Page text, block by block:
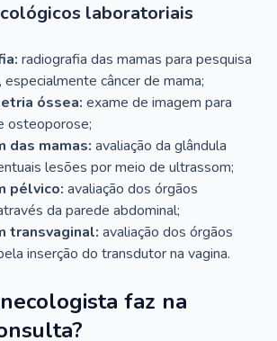
laboratoriais
radiografia das mamas para pesquisa
câncer de mama;
óssea: exame de imagem para
osteoporose;
das mamas: avaliação da glândula
lesões por meio de ultrassom;
pélvico: avaliação dos órgãos
da parede abdominal;
transvaginal: avaliação dos órgãos
inserção do transdutor na vagina.
faz na